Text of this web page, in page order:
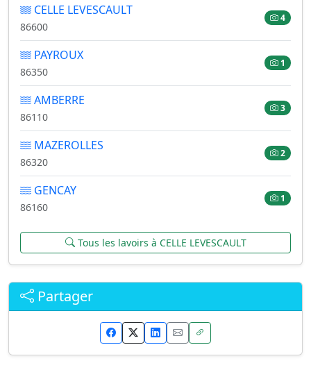
CELLE LEVESCAULT
86600
4
PAYROUX
86350
1
AMBERRE
86110
3
MAZEROLLES
86320
2
GENCAY
86160
1
Tous les lavoirs à CELLE LEVESCAULT
Partager